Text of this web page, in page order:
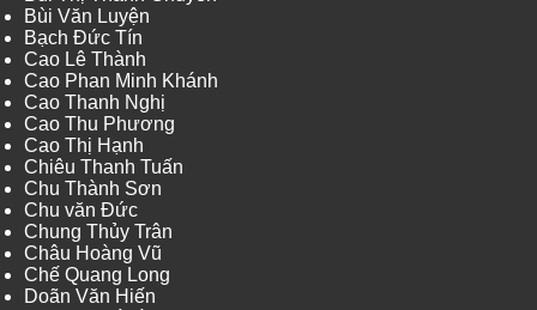
Bùi Văn Luyện
Bạch Đức Tín
Cao Lê Thành
Cao Phan Minh Khánh
Cao Thanh Nghị
Cao Thu Phương
Cao Thị Hạnh
Chiêu Thanh Tuấn
Chu Thành Sơn
Chu văn Đức
Chung Thủy Trân
Châu Hoàng Vũ
Chế Quang Long
Doãn Văn Hiến